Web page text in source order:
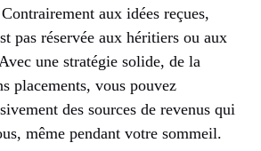
aux idées reçues,
pas réservée aux héritiers ou aux
une stratégie solide, de la
placements, vous pouvez
des sources de revenus qui
même pendant votre sommeil.